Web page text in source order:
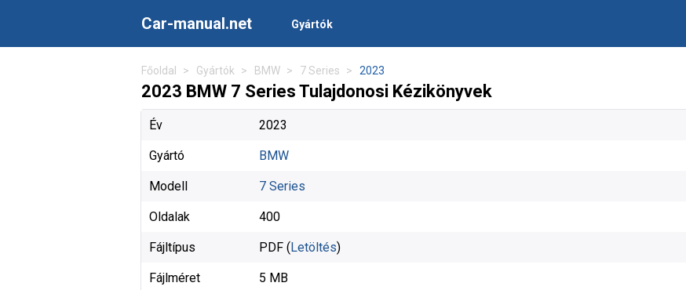
Car-manual.net Gyártók
Főoldal Gyártók BMW 7 Series 2023
2023 BMW 7 Series Tulajdonosi Kézikönyvek
Év 2023
Gyártó BMW
Modell 7 Series
Oldalak 400
Fájltípus PDF (Letöltés)
Fájlméret 5 MB